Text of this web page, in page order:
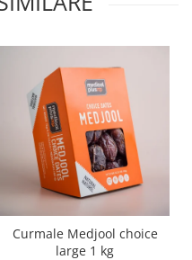
Curmale Medjool choice
large 1 kg